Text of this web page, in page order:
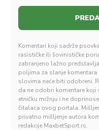
Komentari koji sadrže
rasističke ili šovinističke
zabranjeno lažno
poljima za slanje
slovima neće biti odobreni.
da ne odobri komentare koji
etničku mržnju i ne
čitalaca ovog portala.
privatno mišljenje autora
redakcije MaxbetSport.rs.